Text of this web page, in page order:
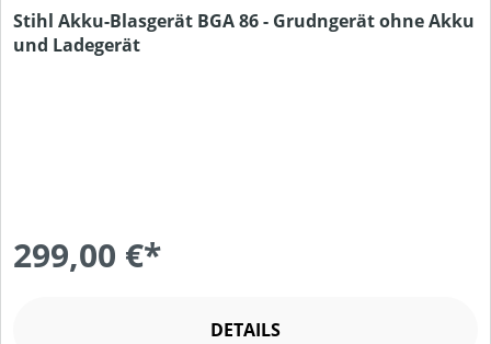
Stihl Akku-Blasgerät BGA 86 - Grudngerät ohne Akku
und Ladegerät
299,00 €*
DETAILS